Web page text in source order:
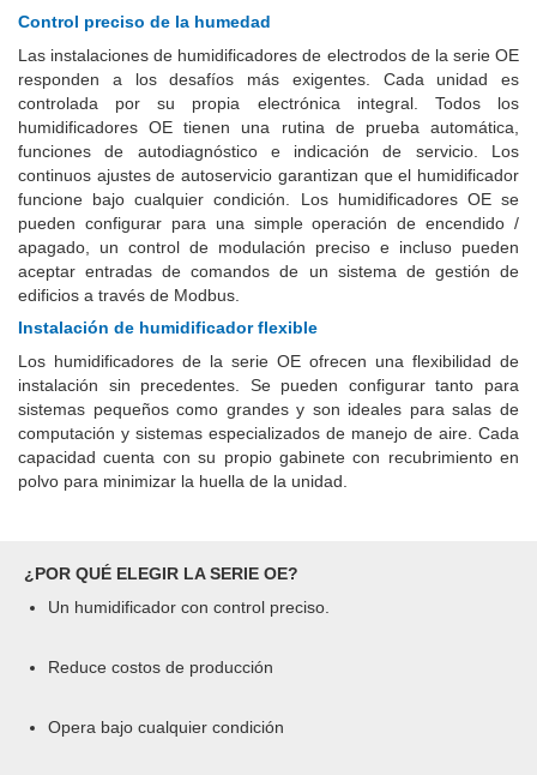
Control preciso de la humedad
Las instalaciones de humidificadores de electrodos de la serie OE
responden a los desafíos más exigentes. Cada unidad es
controlada por su propia electrónica integral. Todos los
humidificadores OE tienen una rutina de prueba automática,
funciones de autodiagnóstico e indicación de servicio. Los
continuos ajustes de autoservicio garantizan que el humidificador
funcione bajo cualquier condición. Los humidificadores OE se
pueden configurar para una simple operación de encendido /
apagado, un control de modulación preciso e incluso pueden
aceptar entradas de comandos de un sistema de gestión de
edificios a través de Modbus.
Instalación de humidificador flexible
Los humidificadores de la serie OE ofrecen una flexibilidad de
instalación sin precedentes. Se pueden configurar tanto para
sistemas pequeños como grandes y son ideales para salas de
computación y sistemas especializados de manejo de aire. Cada
capacidad cuenta con su propio gabinete con recubrimiento en
polvo para minimizar la huella de la unidad.
¿POR QUÉ ELEGIR LA SERIE OE?
Un humidificador con control preciso.
Reduce costos de producción
Opera bajo cualquier condición